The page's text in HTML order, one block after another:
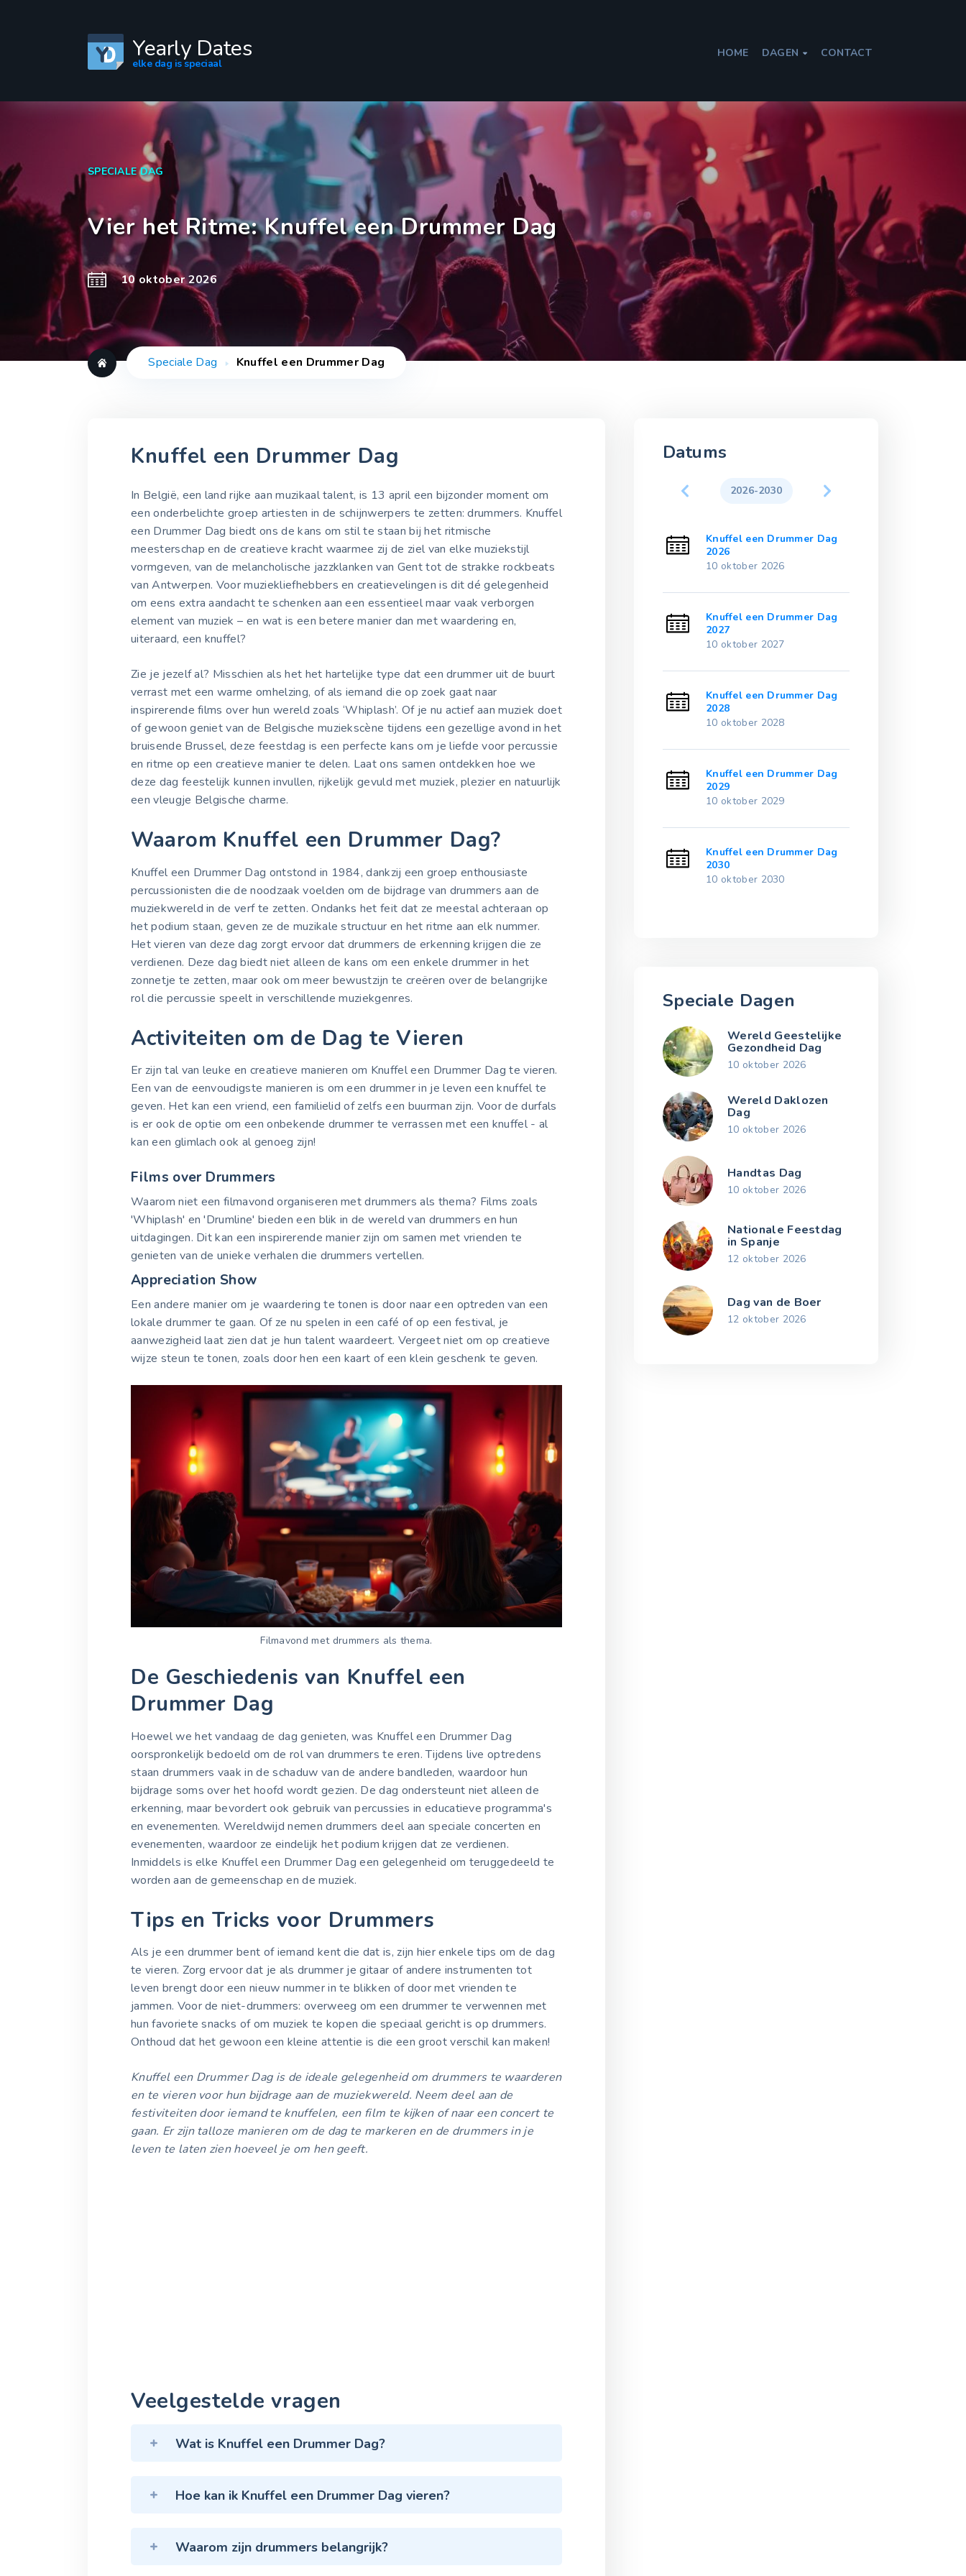
Yearly Dates
elke dag is speciaal
HOME DAGEN  CONTACT
SPECIALE DAG
Vier het Ritme: Knuffel een Drummer Dag
10 oktober 2026
Speciale Dag Knuffel een Drummer Dag
Knuffel een Drummer Dag
In België, een land rijke aan muzikaal talent, is 13 april een bijzonder moment om
een onderbelichte groep artiesten in de schijnwerpers te zetten: drummers. Knuffel
een Drummer Dag biedt ons de kans om stil te staan bij het ritmische
meesterschap en de creatieve kracht waarmee zij de ziel van elke muziekstijl
vormgeven, van de melancholische jazzklanken van Gent tot de strakke rockbeats
van Antwerpen. Voor muziekliefhebbers en creatievelingen is dit dé gelegenheid
om eens extra aandacht te schenken aan een essentieel maar vaak verborgen
element van muziek – en wat is een betere manier dan met waardering en,
uiteraard, een knuffel?
Zie je jezelf al? Misschien als het het hartelijke type dat een drummer uit de buurt
verrast met een warme omhelzing, of als iemand die op zoek gaat naar
inspirerende films over hun wereld zoals ‘Whiplash’. Of je nu actief aan muziek doet
of gewoon geniet van de Belgische muziekscène tijdens een gezellige avond in het
bruisende Brussel, deze feestdag is een perfecte kans om je liefde voor percussie
en ritme op een creatieve manier te delen. Laat ons samen ontdekken hoe we
deze dag feestelijk kunnen invullen, rijkelijk gevuld met muziek, plezier en natuurlijk
een vleugje Belgische charme.
Waarom Knuffel een Drummer Dag?
Knuffel een Drummer Dag ontstond in 1984, dankzij een groep enthousiaste
percussionisten die de noodzaak voelden om de bijdrage van drummers aan de
muziekwereld in de verf te zetten. Ondanks het feit dat ze meestal achteraan op
het podium staan, geven ze de muzikale structuur en het ritme aan elk nummer.
Het vieren van deze dag zorgt ervoor dat drummers de erkenning krijgen die ze
verdienen. Deze dag biedt niet alleen de kans om een enkele drummer in het
zonnetje te zetten, maar ook om meer bewustzijn te creëren over de belangrijke
rol die percussie speelt in verschillende muziekgenres.
Activiteiten om de Dag te Vieren
Er zijn tal van leuke en creatieve manieren om Knuffel een Drummer Dag te vieren.
Een van de eenvoudigste manieren is om een drummer in je leven een knuffel te
geven. Het kan een vriend, een familielid of zelfs een buurman zijn. Voor de durfals
is er ook de optie om een onbekende drummer te verrassen met een knuffel - al
kan een glimlach ook al genoeg zijn!
Films over Drummers
Waarom niet een filmavond organiseren met drummers als thema? Films zoals
'Whiplash' en 'Drumline' bieden een blik in de wereld van drummers en hun
uitdagingen. Dit kan een inspirerende manier zijn om samen met vrienden te
genieten van de unieke verhalen die drummers vertellen.
Appreciation Show
Een andere manier om je waardering te tonen is door naar een optreden van een
lokale drummer te gaan. Of ze nu spelen in een café of op een festival, je
aanwezigheid laat zien dat je hun talent waardeert. Vergeet niet om op creatieve
wijze steun te tonen, zoals door hen een kaart of een klein geschenk te geven.
Filmavond met drummers als thema.
De Geschiedenis van Knuffel een
Drummer Dag
Hoewel we het vandaag de dag genieten, was Knuffel een Drummer Dag
oorspronkelijk bedoeld om de rol van drummers te eren. Tijdens live optredens
staan drummers vaak in de schaduw van de andere bandleden, waardoor hun
bijdrage soms over het hoofd wordt gezien. De dag ondersteunt niet alleen de
erkenning, maar bevordert ook gebruik van percussies in educatieve programma's
en evenementen. Wereldwijd nemen drummers deel aan speciale concerten en
evenementen, waardoor ze eindelijk het podium krijgen dat ze verdienen.
Inmiddels is elke Knuffel een Drummer Dag een gelegenheid om teruggedeeld te
worden aan de gemeenschap en de muziek.
Tips en Tricks voor Drummers
Als je een drummer bent of iemand kent die dat is, zijn hier enkele tips om de dag
te vieren. Zorg ervoor dat je als drummer je gitaar of andere instrumenten tot
leven brengt door een nieuw nummer in te blikken of door met vrienden te
jammen. Voor de niet-drummers: overweeg om een drummer te verwennen met
hun favoriete snacks of om muziek te kopen die speciaal gericht is op drummers.
Onthoud dat het gewoon een kleine attentie is die een groot verschil kan maken!
Knuffel een Drummer Dag is de ideale gelegenheid om drummers te waarderen
en te vieren voor hun bijdrage aan de muziekwereld. Neem deel aan de
festiviteiten door iemand te knuffelen, een film te kijken of naar een concert te
gaan. Er zijn talloze manieren om de dag te markeren en de drummers in je
leven te laten zien hoeveel je om hen geeft.
Veelgestelde vragen
Wat is Knuffel een Drummer Dag?
Hoe kan ik Knuffel een Drummer Dag vieren?
Waarom zijn drummers belangrijk?
Datums
2021-2025
2021
10 oktober 2021
2023
10 oktober 2023
2024
10 oktober 2025
2026-2030
Knuffel een Drummer Dag
2026
10 oktober 2026
Knuffel een Drummer Dag
2027
10 oktober 2027
Knuffel een Drummer Dag
2028
10 oktober 2028
Knuffel een Drummer Dag
2029
10 oktober 2029
Knuffel een Drummer Dag
2030
10 oktober 2030
Speciale Dagen
Wereld Geestelijke
Gezondheid Dag
10 oktober 2026
Wereld Daklozen
Dag
10 oktober 2026
Handtas Dag
10 oktober 2026
Nationale Feestdag
in Spanje
12 oktober 2026
Dag van de Boer
12 oktober 2026